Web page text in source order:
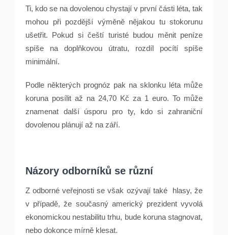
Ti, kdo se na dovolenou chystají v první části léta, tak
mohou při pozdější výměně nějakou tu stokorunu
ušetřit. Pokud si čeští turisté budou měnit peníze
spíše na doplňkovou útratu, rozdíl pocítí spíše
minimální.
Podle některých prognóz pak na sklonku léta může
koruna posílit až na 24,70 Kč za 1 euro. To může
znamenat další úsporu pro ty, kdo si zahraniční
dovolenou plánují až na září.
Názory odborníků se různí
Z odborné veřejnosti se však ozývají také hlasy, že
v případě, že současný americký prezident vyvolá
ekonomickou nestabilitu trhu, bude koruna stagnovat,
nebo dokonce mírně klesat.